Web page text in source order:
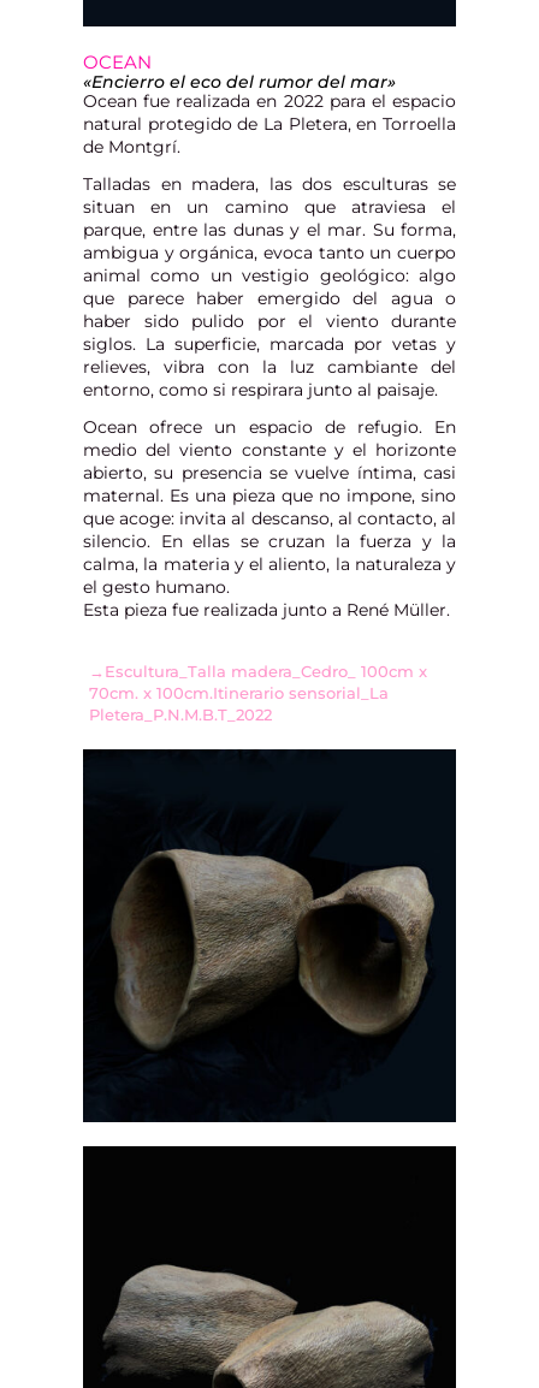
OCEAN
«Encierro el eco del rumor del mar»
Ocean fue realizada en 2022 para el espacio
natural protegido de La Pletera, en Torroella
de Montgrí.
Talladas en madera, las dos esculturas se
situan en un camino que atraviesa el
parque, entre las dunas y el mar. Su forma,
ambigua y orgánica, evoca tanto un cuerpo
animal como un vestigio geológico: algo
que parece haber emergido del agua o
haber sido pulido por el viento durante
siglos. La superficie, marcada por vetas y
relieves, vibra con la luz cambiante del
entorno, como si respirara junto al paisaje.
Ocean ofrece un espacio de refugio. En
medio del viento constante y el horizonte
abierto, su presencia se vuelve íntima, casi
maternal. Es una pieza que no impone, sino
que acoge: invita al descanso, al contacto, al
silencio. En ellas se cruzan la fuerza y la
calma, la materia y el aliento, la naturaleza y
el gesto humano.
Esta pieza fue realizada junto a René Müller.
→Escultura_Talla madera_Cedro_ 100cm x
70cm. x 100cm.Itinerario sensorial_La
Pletera_P.N.M.B.T_2022